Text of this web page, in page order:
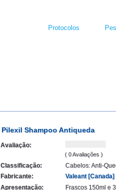
Protocolos
Pilexil Shampoo Antiqueda
Avaliação:
( 0 Avaliações )
Classificação:
Cabelos: Anti-
Fabricante:
Valeant [Canada]
Apresentação:
Frascos 150ml e